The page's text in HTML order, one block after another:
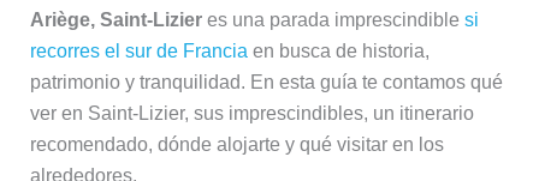
Ariège, Saint-Lizieres una parada imprescindible si
recorres el sur de Francia en busca de historia,
patrimonio y tranquilidad. En esta guía te contamos qué
ver en Saint-Lizier, sus imprescindibles, un itinerario
recomendado, dónde alojarte y qué visitar en los
alrededores.